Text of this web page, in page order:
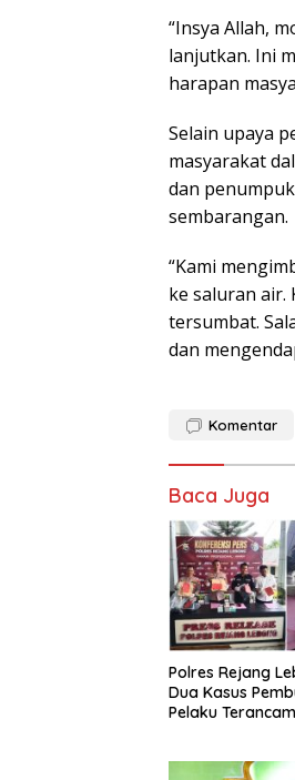
“Insya Allah,
lanjutkan. Ini
harapan
Selain upaya
masyarakat
dan
sembarangan.
“Kami
ke saluran air.
tersumbat.
dan
Komentar
Baca Juga
Polres Rejang
Dua Kasus
Pelaku